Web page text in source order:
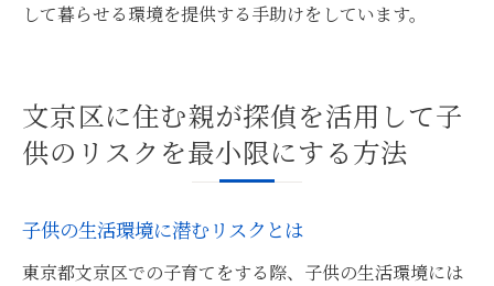
して暮らせる環境を提供する手助けをしています。
文京区に住む親が探偵を活用して子
供のリスクを最小限にする方法
子供の生活環境に潜むリスクとは
東京都文京区での子育てをする際、子供の生活環境には